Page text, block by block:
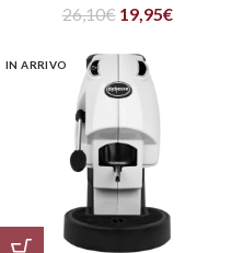
26,10€ 19,95€
IN ARRIVO